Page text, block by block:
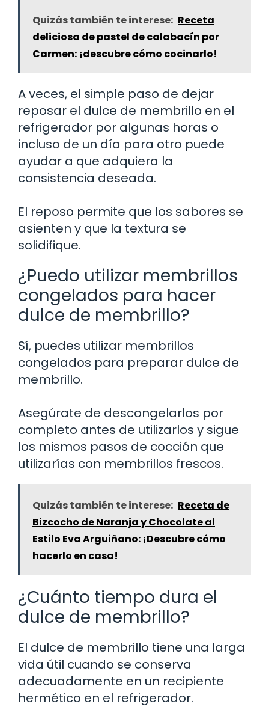
Quizás también te interese: Receta
deliciosa de pastel de calabacín por
Carmen: ¡descubre cómo cocinarlo!
A veces, el simple paso de dejar
reposar el dulce de membrillo en el
refrigerador por algunas horas o
incluso de un día para otro puede
ayudar a que adquiera la
consistencia deseada.
El reposo permite que los sabores se
asienten y que la textura se
solidifique.
¿Puedo utilizar membrillos
congelados para hacer
dulce de membrillo?
Sí, puedes utilizar membrillos
congelados para preparar dulce de
membrillo.
Asegúrate de descongelarlos por
completo antes de utilizarlos y sigue
los mismos pasos de cocción que
utilizarías con membrillos frescos.
Quizás también te interese: Receta de
Bizcocho de Naranja y Chocolate al
Estilo Eva Arguiñano: ¡Descubre cómo
hacerlo en casa!
¿Cuánto tiempo dura el
dulce de membrillo?
El dulce de membrillo tiene una larga
vida útil cuando se conserva
adecuadamente en un recipiente
hermético en el refrigerador.